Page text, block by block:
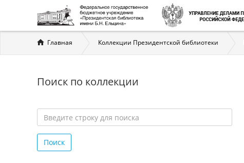
Вы
здесь
Главная Коллекции Президентской библиотеки
Поиск по коллекции
строку
для
Поиск